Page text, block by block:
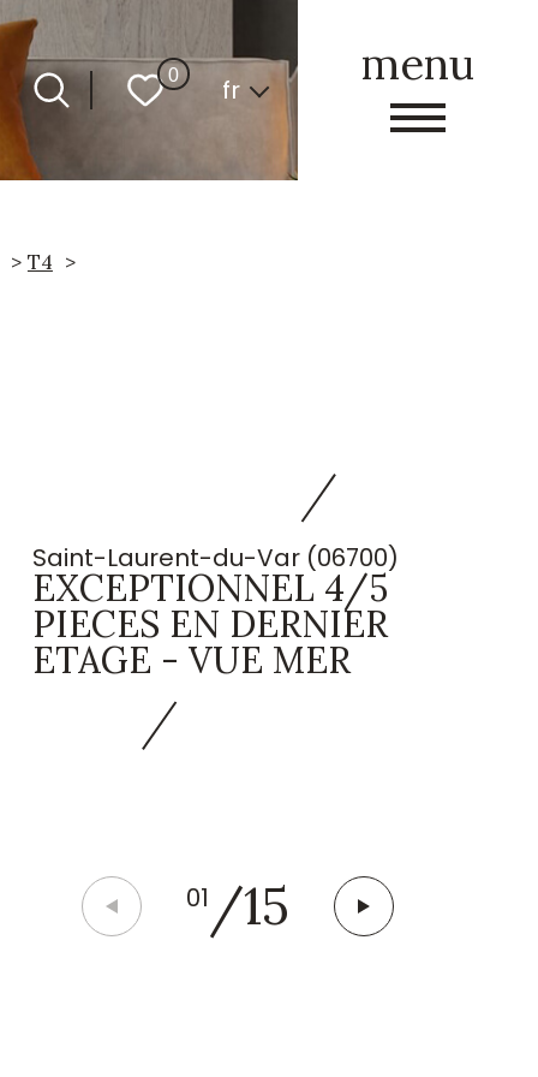
menu
0 Langue
fr
T4
Saint-Laurent-du-Var (06700)
EXCEPTIONNEL 4/5
PIECES EN DERNIER
ETAGE - VUE MER
01 /15